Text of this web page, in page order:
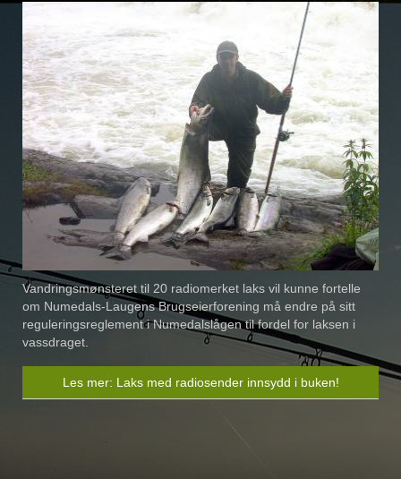
Vandringsmønsteret til 20 radiomerket laks vil kunne fortelle
om Numedals-Laugens Brugseierforening må endre på sitt
reguleringsreglement i Numedalslågen til fordel for laksen i
vassdraget.
Les mer: Laks med radiosender innsydd i buken!